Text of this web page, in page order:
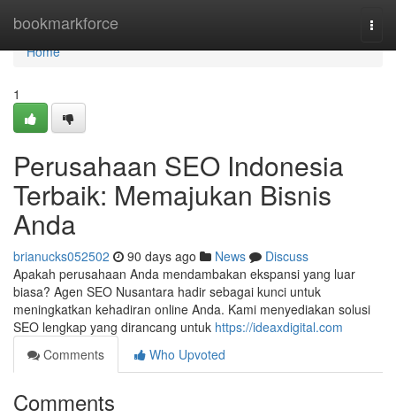
bookmarkforce
Home
Home
1
Perusahaan SEO Indonesia
Terbaik: Memajukan Bisnis
Anda
brianucks052502 90 days ago News
Discuss
Apakah perusahaan Anda mendambakan ekspansi yang luar
biasa? Agen SEO Nusantara hadir sebagai kunci untuk
meningkatkan kehadiran online Anda. Kami menyediakan solusi
SEO lengkap yang dirancang untuk https://ideaxdigital.com
Comments
Who Upvoted
Comments